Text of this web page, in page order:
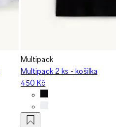
Multipack
Multipack 2 ks - košilka
450 Kč